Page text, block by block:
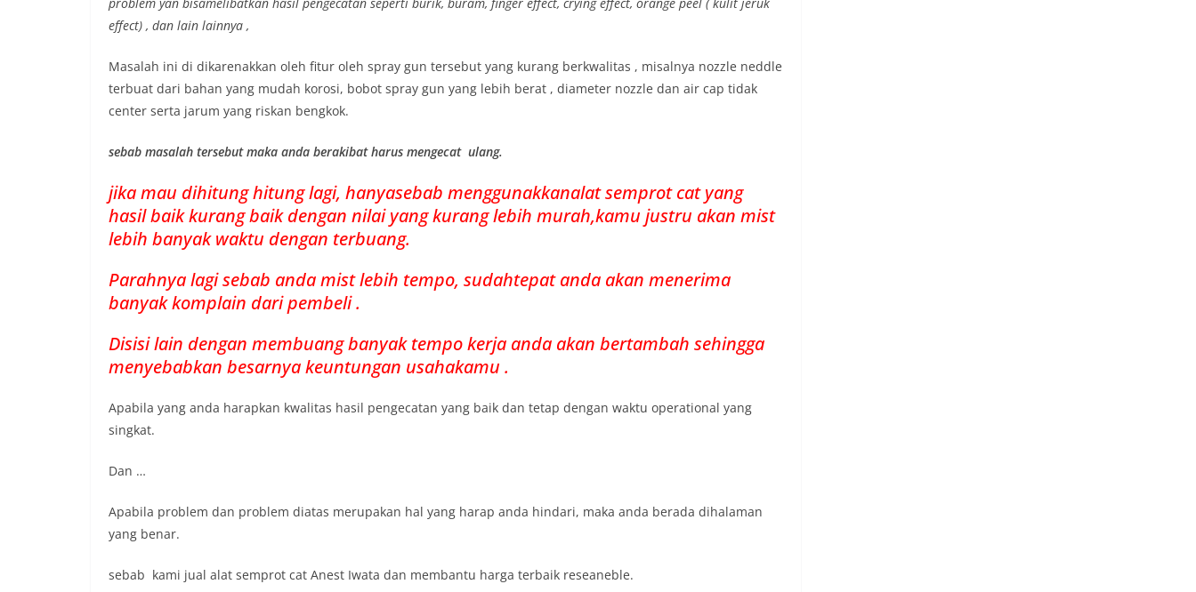
problem yan bisamelibatkan hasil pengecatan seperti burik, buram, finger effect, crying effect, orange peel ( kulit jeruk
effect) , dan lain lainnya ,
Masalah ini di dikarenakkan oleh fitur oleh spray gun tersebut yang kurang berkwalitas , misalnya nozzle neddle
terbuat dari bahan yang mudah korosi, bobot spray gun yang lebih berat , diameter nozzle dan air cap tidak
center serta jarum yang riskan bengkok.
sebab masalah tersebut maka anda berakibat harus mengecat ulang.
jika mau dihitung hitung lagi, hanyasebab menggunakkanalat semprot cat yang
hasil baik kurang baik dengan nilai yang kurang lebih murah,kamu justru akan mist
lebih banyak waktu dengan terbuang.
Parahnya lagi sebab anda mist lebih tempo, sudahtepat anda akan menerima
banyak komplain dari pembeli .
Disisi lain dengan membuang banyak tempo kerja anda akan bertambah sehingga
menyebabkan besarnya keuntungan usahakamu .
Apabila yang anda harapkan kwalitas hasil pengecatan yang baik dan tetap dengan waktu operational yang
singkat.
Dan …
Apabila problem dan problem diatas merupakan hal yang harap anda hindari, maka anda berada dihalaman
yang benar.
sebab kami jual alat semprot cat Anest Iwata dan membantu harga terbaik reseaneble.